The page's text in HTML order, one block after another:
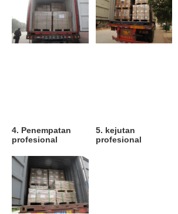
4. Penempatan
profesional
5. kejutan
profesional